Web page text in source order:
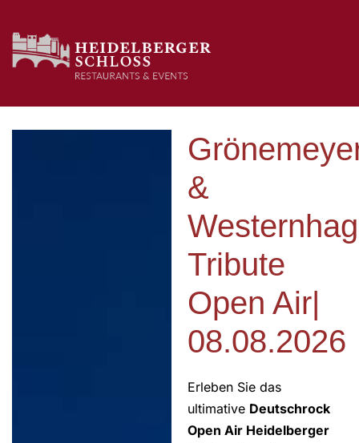
&
Tribute
Open Air|
08.08.2026
Erleben Sie das
ultimative Deutschrock
Open Air Heidelberger